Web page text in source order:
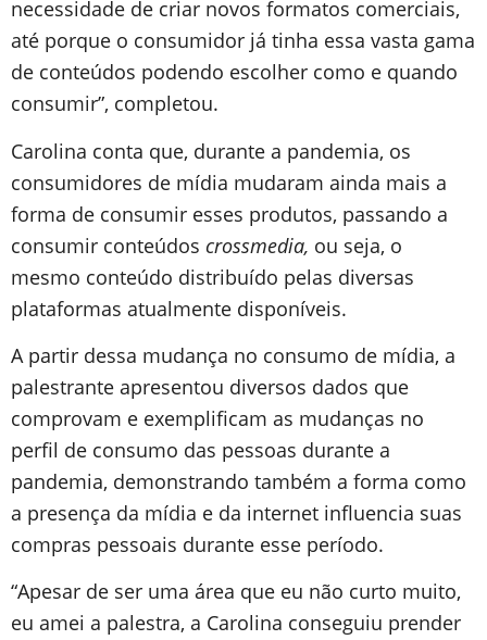
necessidade de criar novos formatos comerciais,
até porque o consumidor já tinha essa vasta gama
de conteúdos podendo escolher como e quando
consumir”, completou.
Carolina conta que, durante a pandemia, os
consumidores de mídia mudaram ainda mais a
forma de consumir esses produtos, passando a
consumir conteúdos crossmedia, ou seja, o
mesmo conteúdo distribuído pelas diversas
plataformas atualmente disponíveis.
A partir dessa mudança no consumo de mídia, a
palestrante apresentou diversos dados que
comprovam e exemplificam as mudanças no
perfil de consumo das pessoas durante a
pandemia, demonstrando também a forma como
a presença da mídia e da internet influencia suas
compras pessoais durante esse período.
“Apesar de ser uma área que eu não curto muito,
eu amei a palestra, a Carolina conseguiu prender